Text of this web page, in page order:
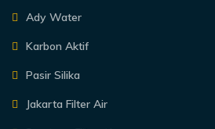
Ady Water
Karbon Aktif
Pasir Silika
Jakarta Filter Air